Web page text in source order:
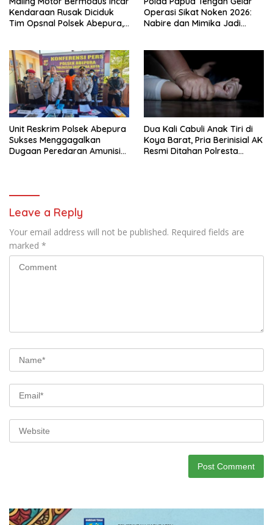
Kendaraan Rusak Diciduk
Tim Opsnal Polsek Abepura,
Operasi Sikat Noken 2026:
Nabire dan Mimika Jadi
Unit Reskrim Polsek Abepura
Sukses Menggagalkan
Dugaan Peredaran Amunisi
Dua Kali Cabuli Anak Tiri di
Koya Barat, Pria Berinisial AK
Resmi Ditahan Polresta
Leave a Reply
Your email address will not be published. Required fields are
marked *